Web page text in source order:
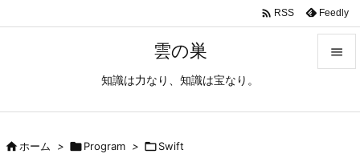
雲の巣
知識は力なり、知識は宝なり。

 RSS Feedly
ホーム > Program > Swift